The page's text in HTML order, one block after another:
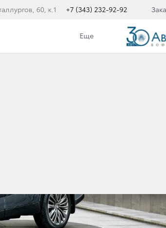
60, к.1 +7 (343) 232-92-92
Еще